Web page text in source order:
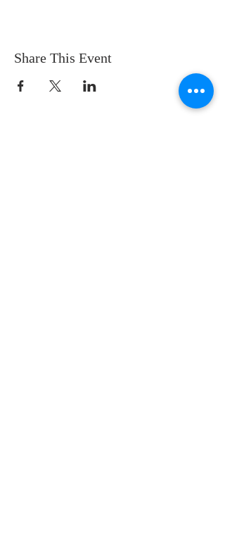
Share This Event